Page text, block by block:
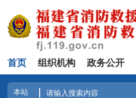
首页 组织机构 政务公开